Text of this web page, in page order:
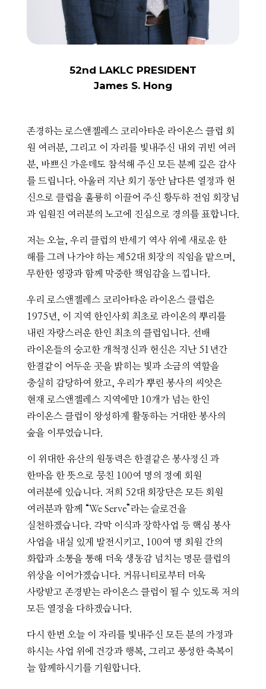
52nd LAKLC PRESIDENT
James S. Hong
존경하는 로스앤젤레스 코리아타운 라이온스 클럽 회
원 여러분, 그리고 이 자리를 빛내주신 내외 귀빈 여러
분, 바쁘신 가운데도 참석해 주신 모든 분께 깊은 감사
를 드립니다. 아울러 지난 회기 동안 남다른 열정과 헌
신으로 클럽을 훌륭히 이끌어 주신 황두하 전임 회장님
과 임원진 여러분의 노고에 진심으로 경의를 표합니다.
저는 오늘, 우리 클럽의 반세기 역사 위에 새로운 한
해를 그려 나가야 하는 제52대 회장의 직임을 맡으며,
무한한 영광과 함께 막중한 책임감을 느낍니다.
우리 로스앤젤레스 코리아타운 라이온스 클럽은
1975년, 이 지역 한인사회 최초로 라이온의 뿌리를
내린 자랑스러운 한인 최초의 클럽입니다. 선배
라이온들의 숭고한 개척정신과 헌신은 지난 51년간
한결같이 어두운 곳을 밝히는 빛과 소금의 역할을
충실히 감당하여 왔고, 우리가 뿌린 봉사의 씨앗은
현재 로스앤젤레스 지역에만 10개가 넘는 한인
라이온스 클럽이 왕성하게 활동하는 거대한 봉사의
숲을 이루었습니다.
이 위대한 유산의 원동력은 한결같은 봉사정신 과
한마음 한 뜻으로 뭉친 100여 명의 정예 회원
여러분에 있습니다. 저희 52대 회장단은 모든 회원
여러분과 함께 “We Serve”라는 슬로건을
실천하겠습니다. 각막 이식과 장학사업 등 핵심 봉사
사업을 내실 있게 발전시키고, 100여 명 회원 간의
화합과 소통을 통해 더욱 생동감 넘치는 명문 클럽의
위상을 이어가겠습니다. 커뮤니티로부터 더욱
사랑받고 존경받는 라이온스 클럽이 될 수 있도록 저의
모든 열정을 다하겠습니다.
다시 한번 오늘 이 자리를 빛내주신 모든 분의 가정과
하시는 사업 위에 건강과 행복, 그리고 풍성한 축복이
늘 함께하시기를 기원합니다.